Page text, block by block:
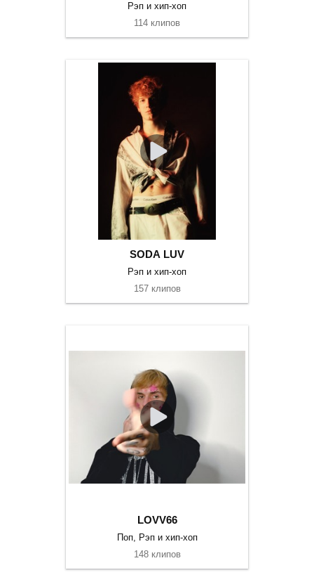
Рэп и хип-хоп
114 клипов
SODA LUV
Рэп и хип-хоп
157 клипов
LOVV66
Поп, Рэп и хип-хоп
148 клипов